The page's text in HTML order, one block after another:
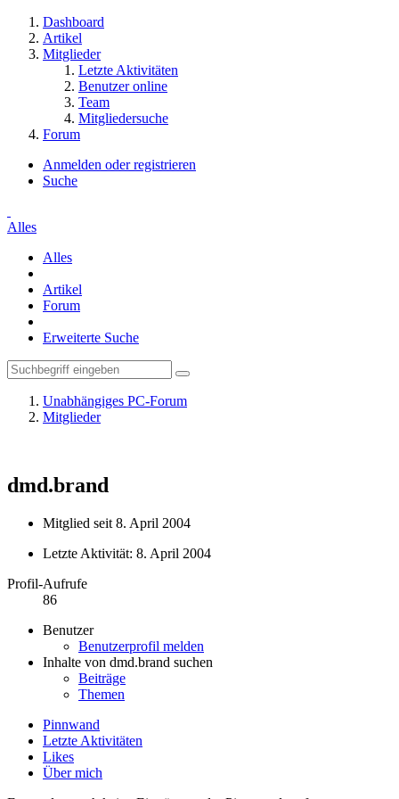
Dashboard
Artikel
Mitglieder
Letzte Aktivitäten
Benutzer online
Team
Mitgliedersuche
Forum
Anmelden oder registrieren
Suche
Alles
Alles
Artikel
Forum
Erweiterte Suche
Unabhängiges PC-Forum
Mitglieder
dmd.brand
Mitglied seit 8. April 2004
Letzte Aktivität: 8. April 2004
Profil-Aufrufe
86
Benutzer
Benutzerprofil melden
Inhalte von dmd.brand suchen
Beiträge
Themen
Pinnwand
Letzte Aktivitäten
Likes
Über mich